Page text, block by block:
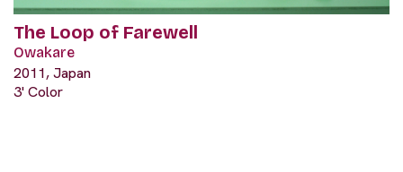
The Loop of Farewell
Owakare
2011, Japan
3' Color